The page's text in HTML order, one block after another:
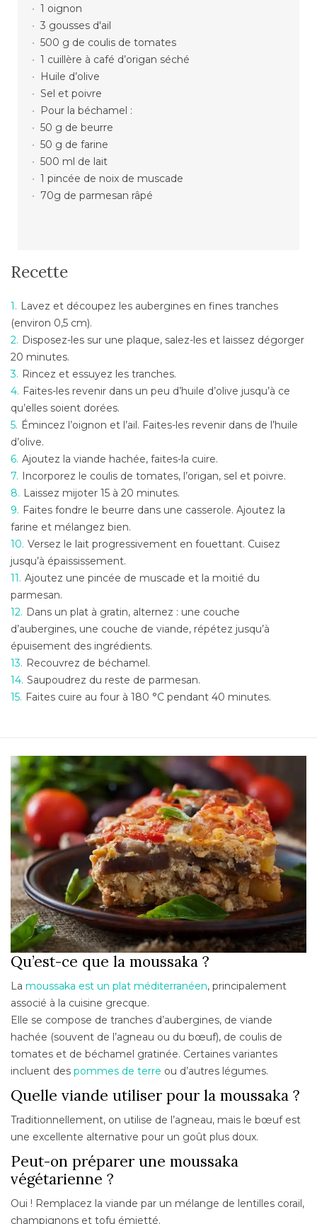
1 oignon
3 gousses d'ail
500 g de coulis de tomates
1 cuillère à café d’origan séché
Huile d’olive
Sel et poivre
Pour la béchamel :
50 g de beurre
50 g de farine
500 ml de lait
1 pincée de noix de muscade
70g de parmesan râpé
Recette
Lavez et découpez les aubergines en fines tranches
(environ 0,5 cm).
Disposez-les sur une plaque, salez-les et laissez dégorger
20 minutes.
Rincez et essuyez les tranches.
Faites-les revenir dans un peu d’huile d’olive jusqu’à ce
qu’elles soient dorées.
Émincez l’oignon et l’ail. Faites-les revenir dans de l’huile
d’olive.
Ajoutez la viande hachée, faites-la cuire.
Incorporez le coulis de tomates, l’origan, sel et poivre.
Laissez mijoter 15 à 20 minutes.
Faites fondre le beurre dans une casserole. Ajoutez la
farine et mélangez bien.
Versez le lait progressivement en fouettant. Cuisez
jusqu’à épaississement.
Ajoutez une pincée de muscade et la moitié du
parmesan.
Dans un plat à gratin, alternez : une couche
d’aubergines, une couche de viande, répétez jusqu’à
épuisement des ingrédients.
Recouvrez de béchamel.
Saupoudrez du reste de parmesan.
Faites cuire au four à 180 °C pendant 40 minutes.
Qu’est-ce que la moussaka ?
La moussaka est un plat méditerranéen, principalement
associé à la cuisine grecque.
Elle se compose de tranches d’aubergines, de viande
hachée (souvent de l’agneau ou du bœuf), de coulis de
tomates et de béchamel gratinée. Certaines variantes
incluent des pommes de terre ou d’autres légumes.
Quelle viande utiliser pour la moussaka ?
Traditionnellement, on utilise de l’agneau, mais le bœuf est
une excellente alternative pour un goût plus doux.
Peut-on préparer une moussaka
végétarienne ?
Oui ! Remplacez la viande par un mélange de lentilles corail,
champignons et tofu émietté.